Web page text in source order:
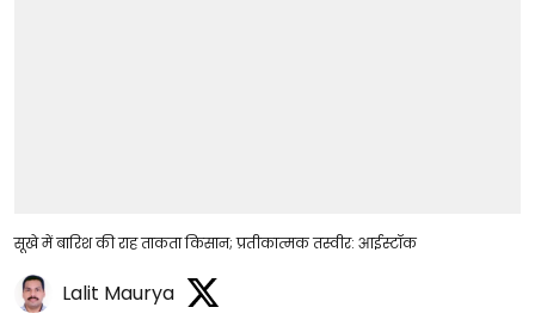
सूखे में बारिश की राह ताकता किसान; प्रतीकात्मक तस्वीर: आईस्टॉक
Lalit Maurya